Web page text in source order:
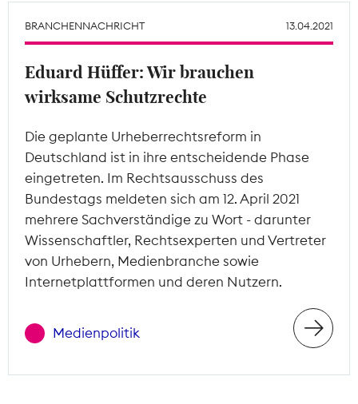
BRANCHENNACHRICHT 13.04.2021
Eduard Hüffer: Wir brauchen
wirksame Schutzrechte
Die geplante Urheberrechtsreform in
Deutschland ist in ihre entscheidende Phase
eingetreten. Im Rechtsausschuss des
Bundestags meldeten sich am 12. April 2021
mehrere Sachverständige zu Wort - darunter
Wissenschaftler, Rechtsexperten und Vertreter
von Urhebern, Medienbranche sowie
Internetplattformen und deren Nutzern.
Medienpolitik